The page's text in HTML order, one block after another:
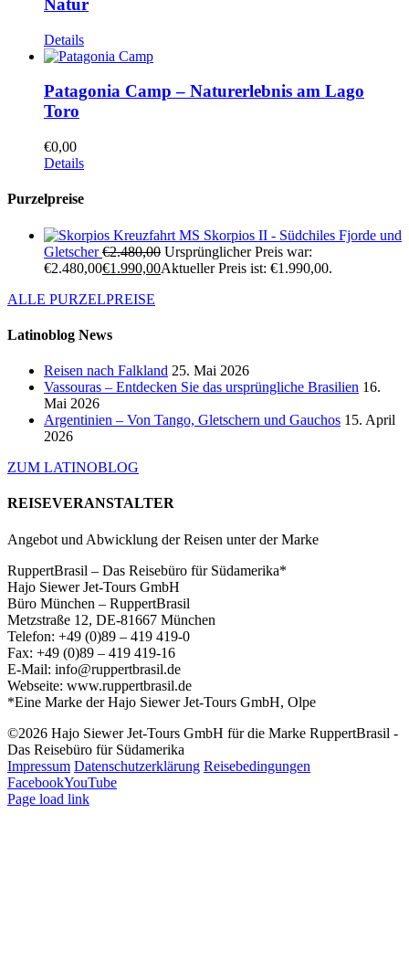
Natur
Details
Patagonia Camp – Naturerlebnis am Lago
Toro
€0,00
Details
Purzelpreise
Kreuzfahrt MS Skorpios II - Südchiles Fjorde und
Gletscher €2.480,00 Ursprünglicher Preis war:
€2.480,00€1.990,00Aktueller Preis ist: €1.990,00.
ALLE PURZELPREISE
Latinoblog News
Reisen nach Falkland 25. Mai 2026
Vassouras – Entdecken Sie das ursprüngliche Brasilien 16.
Mai 2026
Argentinien – Von Tango, Gletschern und Gauchos 15. April
2026
ZUM LATINOBLOG
REISEVERANSTALTER
Angebot und Abwicklung der Reisen unter der Marke
RuppertBrasil – Das Reisebüro für Südamerika*
Hajo Siewer Jet-Tours GmbH
Büro München – RuppertBrasil
Metzstraße 12, DE-81667 München
Telefon: +49 (0)89 – 419 419-0
Fax: +49 (0)89 – 419 419-16
E-Mail: info@ruppertbrasil.de
Webseite: www.ruppertbrasil.de
*Eine Marke der Hajo Siewer Jet-Tours GmbH, Olpe
©2026 Hajo Siewer Jet-Tours GmbH für die Marke RuppertBrasil -
Das Reisebüro für Südamerika
Impressum Datenschutzerklärung Reisebedingungen
FacebookYouTube
Page load link